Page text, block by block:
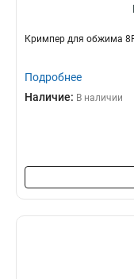
Кримпер для обжима
Подробнее
Наличие: В наличии